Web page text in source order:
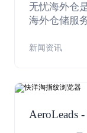
无忧海外仓
海外仓储服
等服务。
新闻资讯
AeroLeads